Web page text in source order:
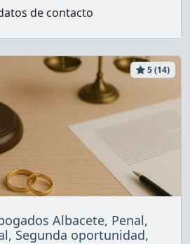
de contacto
5 (14)
Albacete, Penal,
Segunda oportunidad,